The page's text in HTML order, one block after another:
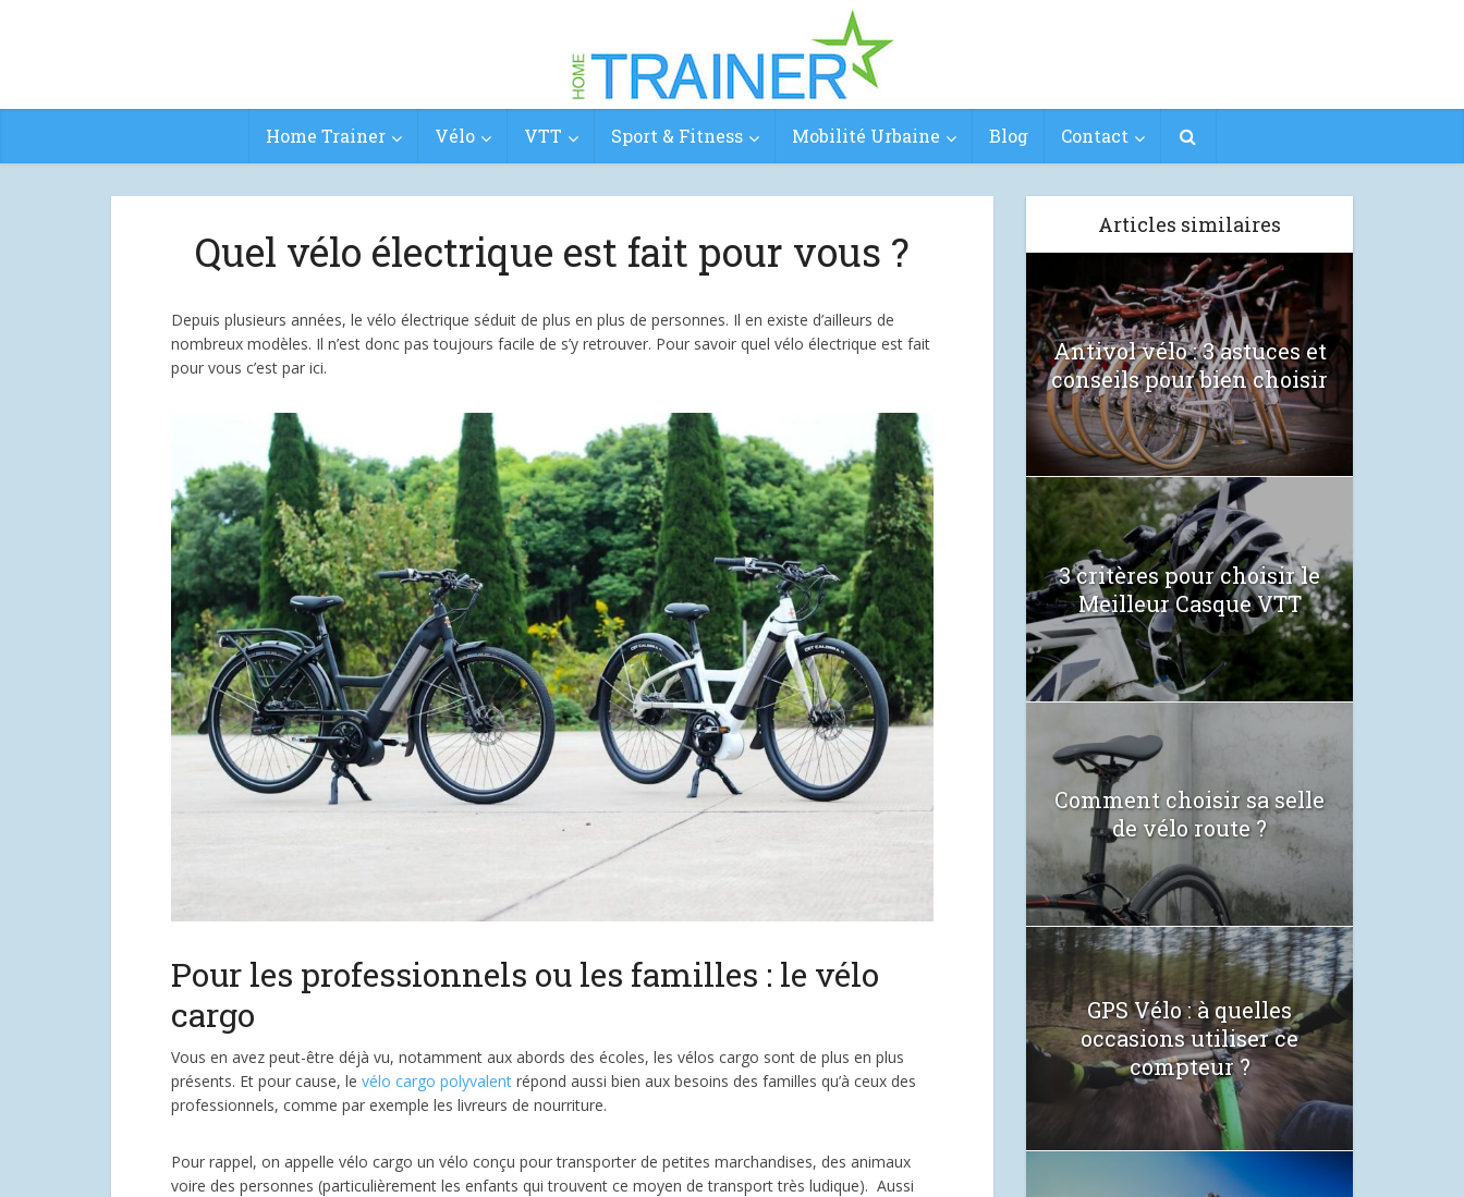
Home Trainer Vélo VTT Sport & Fitness Mobilité Urbaine Blog Contact
Quel vélo électrique est fait pour vous ?
Depuis plusieurs années, le vélo électrique séduit de plus en plus de personnes. Il en existe d’ailleurs de
nombreux modèles. Il n’est donc pas toujours facile de s’y retrouver. Pour savoir quel vélo électrique est fait
pour vous c’est par ici.
Pour les professionnels ou les familles : le vélo
cargo
Vous en avez peut-être déjà vu, notamment aux abords des écoles, les vélos cargo sont de plus en plus
présents. Et pour cause, le vélo cargo polyvalent répond aussi bien aux besoins des familles qu’à ceux des
professionnels, comme par exemple les livreurs de nourriture.
Pour rappel, on appelle vélo cargo un vélo conçu pour transporter de petites marchandises, des animaux
voire des personnes (particulièrement les enfants qui trouvent ce moyen de transport très ludique). Aussi
Articles similaires
Antivol vélo : 3 astuces et
conseils pour bien choisir
3 critères pour choisir le
Meilleur Casque VTT
Comment choisir sa selle
de vélo route ?
GPS Vélo : à quelles
occasions utiliser ce
compteur ?